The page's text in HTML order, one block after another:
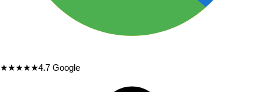
★★★★★4.7 Google